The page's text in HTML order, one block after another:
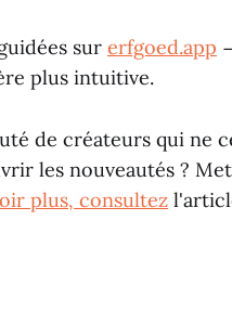
sur erfgoed.app
plus intuitive.
de créateurs qui ne
les nouveautés ?
plus, consultez